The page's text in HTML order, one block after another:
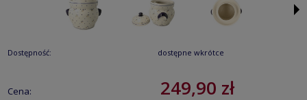
Dostępność: dostępne wkrótce
Cena: 249,90 zł